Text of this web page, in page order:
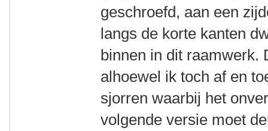
geschroefd, aan een
langs de korte kanten
binnen in dit raamwerk.
alhoewel ik toch af en
sjorren waarbij het
volgende versie moet